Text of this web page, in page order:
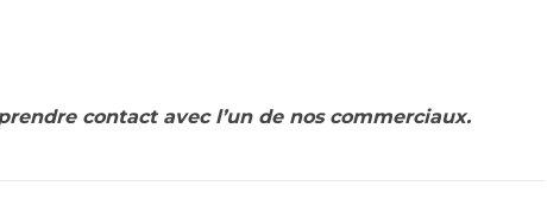
contact avec l’un de nos commerciaux.